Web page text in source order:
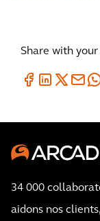
Share with
34 000
aidons nos